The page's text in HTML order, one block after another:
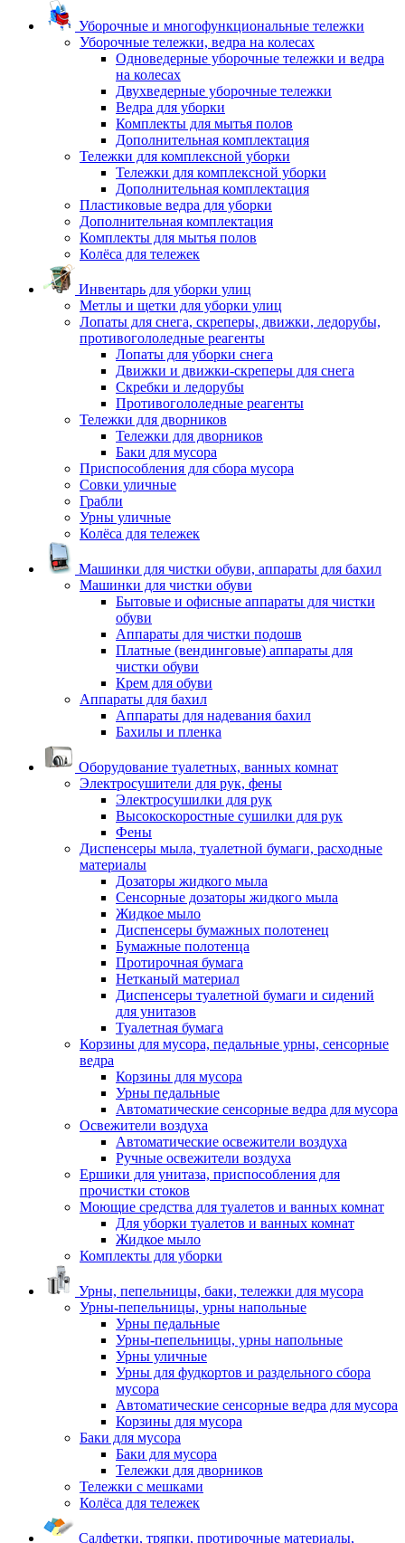
Уборочные и многофункциональные тележки
Уборочные тележки, ведра на колесах
Одноведерные уборочные тележки и ведра
на колесах
Двухведерные уборочные тележки
Ведра для уборки
Комплекты для мытья полов
Дополнительная комплектация
Тележки для комплексной уборки
Тележки для комплексной уборки
Дополнительная комплектация
Пластиковые ведра для уборки
Дополнительная комплектация
Комплекты для мытья полов
Колёса для тележек
Инвентарь для уборки улиц
Метлы и щетки для уборки улиц
Лопаты для снега, скреперы, движки, ледорубы,
противогололедные реагенты
Лопаты для уборки снега
Движки и движки-скреперы для снега
Скребки и ледорубы
Противогололедные реагенты
Тележки для дворников
Тележки для дворников
Баки для мусора
Приспособления для сбора мусора
Совки уличные
Грабли
Урны уличные
Колёса для тележек
Машинки для чистки обуви, аппараты для бахил
Машинки для чистки обуви
Бытовые и офисные аппараты для чистки
обуви
Аппараты для чистки подошв
Платные (вендинговые) аппараты для
чистки обуви
Крем для обуви
Аппараты для бахил
Аппараты для надевания бахил
Бахилы и пленка
Оборудование туалетных, ванных комнат
Электросушители для рук, фены
Электросушилки для рук
Высокоскоростные сушилки для рук
Фены
Диспенсеры мыла, туалетной бумаги, расходные
материалы
Дозаторы жидкого мыла
Сенсорные дозаторы жидкого мыла
Жидкое мыло
Диспенсеры бумажных полотенец
Бумажные полотенца
Протирочная бумага
Нетканый материал
Диспенсеры туалетной бумаги и сидений
для унитазов
Туалетная бумага
Корзины для мусора, педальные урны, сенсорные
ведра
Корзины для мусора
Урны педальные
Автоматические сенсорные ведра для мусора
Освежители воздуха
Автоматические освежители воздуха
Ручные освежители воздуха
Ершики для унитаза, приспособления для
прочистки стоков
Моющие средства для туалетов и ванных комнат
Для уборки туалетов и ванных комнат
Жидкое мыло
Комплекты для уборки
Урны, пепельницы, баки, тележки для мусора
Урны-пепельницы, урны напольные
Урны педальные
Урны-пепельницы, урны напольные
Урны уличные
Урны для фудкортов и раздельного сбора
мусора
Автоматические сенсорные ведра для мусора
Корзины для мусора
Баки для мусора
Баки для мусора
Тележки для дворников
Тележки с мешками
Колёса для тележек
Салфетки, тряпки, протирочные материалы,